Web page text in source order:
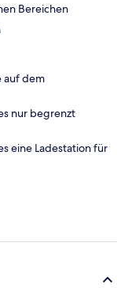
Bereichen
auf dem
nur begrenzt
eine Ladestation für